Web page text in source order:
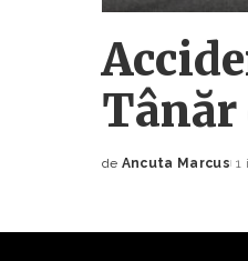
Tânăr
Posted
de Ancuta Marcus 1